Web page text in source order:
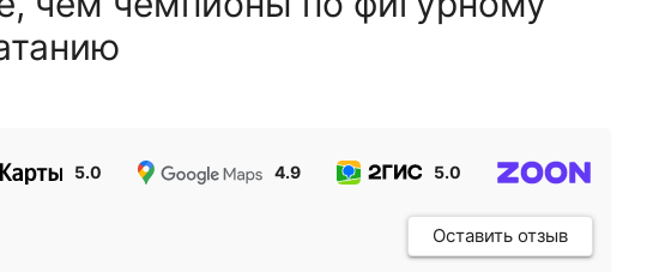
5.0 4.9 5.0
Оставить отзыв